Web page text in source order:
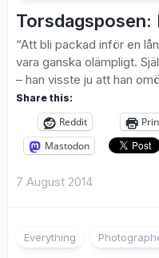
Torsdagsposen:
“Att bli packad inför en
vara ganska olämpligt.
– han visste ju att han
Share this:
Reddit
Mastodon
7 August 2014
Everything